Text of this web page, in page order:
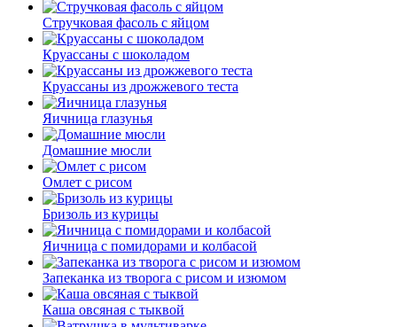
Стручковая фасоль с яйцом
Круассаны с шоколадом
Круассаны из дрожжевого теста
Яичница глазунья
Домашние мюсли
Омлет с рисом
Бризоль из курицы
Яичница с помидорами и колбасой
Запеканка из творога с рисом и изюмом
Каша овсяная с тыквой